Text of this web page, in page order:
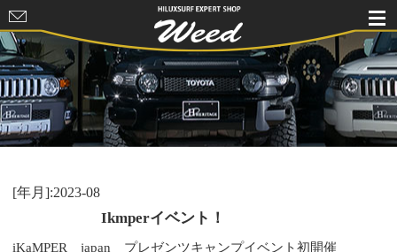
HILUXSURF
EXPERT
SHOP Weed
[年月]:2023-08
Ikmperイベント！
iKaMPER japan プレゼンツキャンプイベント初開催